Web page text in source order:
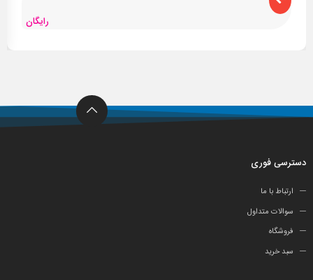
رایگان
دسترسی فوری
ارتباط با ما
سوالات متداول
فروشگاه
سبد خرید